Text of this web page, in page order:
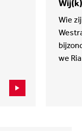
Wie
we